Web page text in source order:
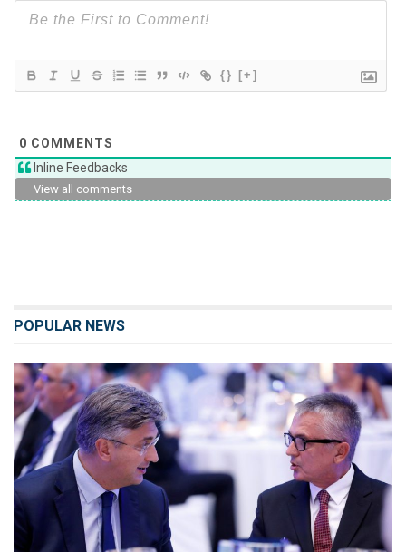
{} [+]
0 COMMENTS
Inline Feedbacks
View all comments
POPULAR NEWS